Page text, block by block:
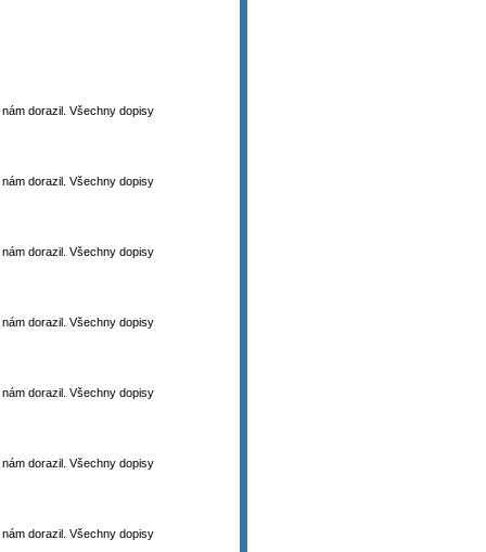
dorazil. Všechny dopisy
dorazil. Všechny dopisy
dorazil. Všechny dopisy
dorazil. Všechny dopisy
dorazil. Všechny dopisy
dorazil. Všechny dopisy
dorazil. Všechny dopisy